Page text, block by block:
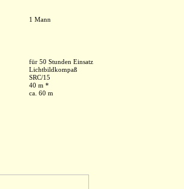
1 Mann
für 50 Stunden Einsatz
Lichtbildkompaß
SRC/15
40 m *
ca. 60 m